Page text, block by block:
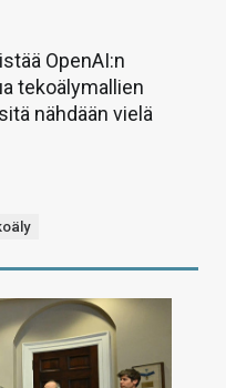
OpenAI:n
tekoälymallien
nähdään vielä